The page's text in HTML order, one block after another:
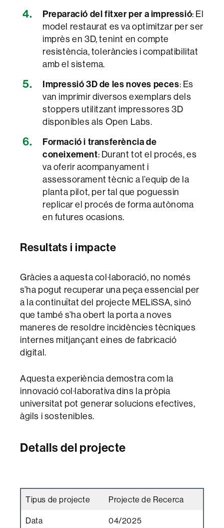
Preparació del fitxer per a impressió: El
model restaurat es va optimitzar per ser
imprès en 3D, tenint en compte
resistència, toleràncies i compatibilitat
amb el sistema.
Impressió 3D de les noves peces: Es
van imprimir diversos exemplars dels
stoppers utilitzant impressores 3D
disponibles als Open Labs.
Formació i transferència de
coneixement: Durant tot el procés, es
va oferir acompanyament i
assessorament tècnic a l’equip de la
planta pilot, per tal que poguessin
replicar el procés de forma autònoma
en futures ocasions.
Resultats i impacte
Gràcies a aquesta col·laboració, no només
s’ha pogut recuperar una peça essencial per
a la continuïtat del projecte MELiSSA, sinó
que també s’ha obert la porta a noves
maneres de resoldre incidències tècniques
internes mitjançant eines de fabricació
digital.
Aquesta experiència demostra com la
innovació col·laborativa dins la pròpia
universitat pot generar solucions efectives,
àgils i sostenibles.
Detalls del projecte
Tipus de projecte Projecte de Recerca
Data 04/2025